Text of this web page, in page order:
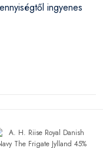
ingyenes